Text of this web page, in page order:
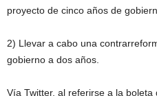
proyecto de cinco años de
2) Llevar a cabo una
gobierno a dos años.
Vía Twitter, al referirse a la boleta